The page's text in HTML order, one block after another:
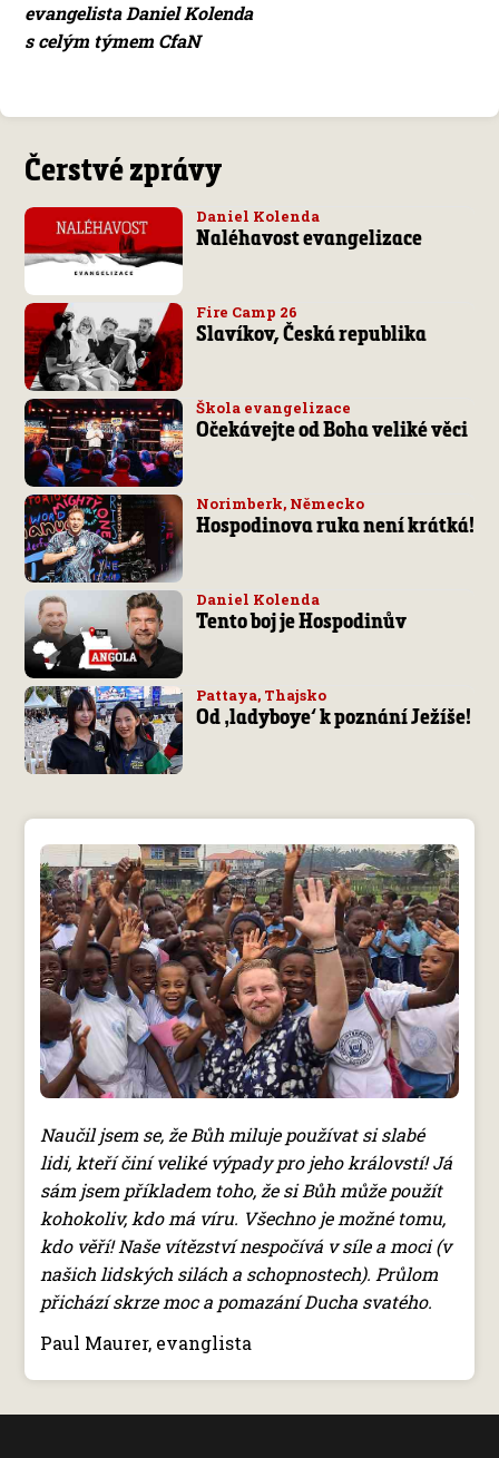
evangelista Daniel Kolenda
s celým týmem CfaN
Čerstvé zprávy
Daniel Kolenda
Naléhavost evangelizace
Fire Camp 26
Slavíkov, Česká republika
Škola evangelizace
Očekávejte od Boha veliké věci
Norimberk, Německo
Hospodinova ruka není krátká!
Daniel Kolenda
Tento boj je Hospodinův
Pattaya, Thajsko
Od ‚ladyboye‘ k poznání Ježíše!
Naučil jsem se, že Bůh miluje používat si slabé
lidi, kteří činí veliké výpady pro jeho královstí! Já
sám jsem příkladem toho, že si Bůh může použít
kohokoliv, kdo má víru. Všechno je možné tomu,
kdo věří! Naše vítězství nespočívá v síle a moci (v
našich lidských silách a schopnostech). Průlom
přichází skrze moc a pomazání Ducha svatého.
Paul Maurer, evanglista